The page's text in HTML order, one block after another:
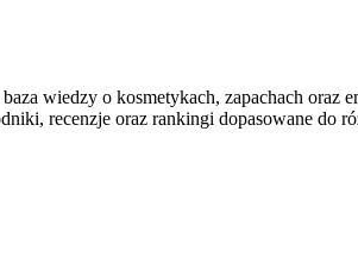
wiedzy o kosmetykach, zapachach oraz
recenzje oraz rankingi dopasowane do